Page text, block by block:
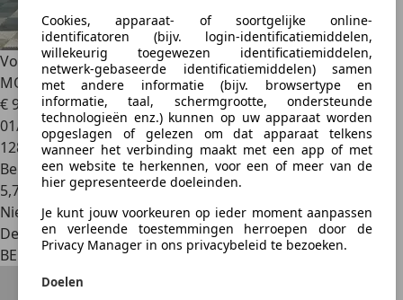
Cookies, apparaat- of soortgelijke online-
identificatoren (bijv. login-identificatiemiddelen,
willekeurig toegewezen identificatiemiddelen,
netwerk-gebaseerde identificatiemiddelen) samen
met andere informatie (bijv. browsertype en
informatie, taal, schermgrootte, ondersteunde
technologieën enz.) kunnen op uw apparaat worden
opgeslagen of gelezen om dat apparaat telkens
wanneer het verbinding maakt met een app of met
een website te herkennen, voor een of meer van de
hier gepresenteerde doeleinden.
Je kunt jouw voorkeuren op ieder moment aanpassen
en verleende toestemmingen herroepen door de
Privacy Manager in ons privacybeleid te bezoeken.
Doelen
Volkswagen Tiguan
🟢1.4 ESSENCE 160CV - GARANTIE 12
MOIS
€ 9.450
01/2014
128.050 km
Benzine
5,7 l/100 km (comb.)
Nieuw
Dealer
BE 6150